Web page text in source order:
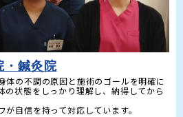
・鍼灸院
体の不調の原因と施術のゴールを明確に
の状態をしっかり理解し、納得してから
自信を持って対応しています。